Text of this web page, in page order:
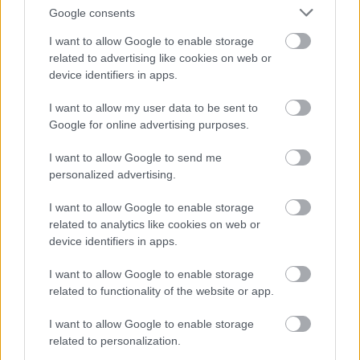
Google consents
I want to allow Google to enable storage
related to advertising like cookies on web or
device identifiers in apps.
I want to allow my user data to be sent to
Google for online advertising purposes.
I want to allow Google to send me
personalized advertising.
I want to allow Google to enable storage
related to analytics like cookies on web or
device identifiers in apps.
I want to allow Google to enable storage
related to functionality of the website or app.
I want to allow Google to enable storage
related to personalization.
A hozzászóláshoz be kell lépned!
VAGY
AG 2.0